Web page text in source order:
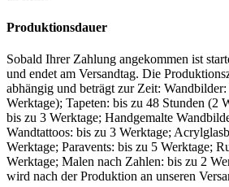
Produktionsdauer
Sobald Ihrer Zahlung angekommen ist
und endet am Versandtag. Die
abhängig und beträgt zur Zeit:
Werktage); Tapeten: bis zu 48 Stunden (2
bis zu 3 Werktage; Handgemalte
Wandtattoos: bis zu 3 Werktage;
Werktage; Paravents: bis zu 5 Werktage;
Werktage; Malen nach Zahlen: bis zu 2
wird nach der Produktion an unseren